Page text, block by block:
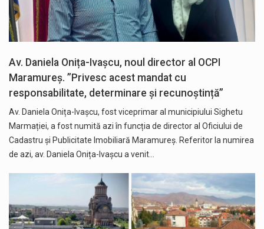
Av. Daniela Onița-Ivașcu, noul director al OCPI
Maramureș. ”Privesc acest mandat cu
responsabilitate, determinare și recunoștință”
Av. Daniela Onița-Ivașcu, fost viceprimar al municipiului Sighetu
Marmației, a fost numită azi în funcția de director al Oficiului de
Cadastru și Publicitate Imobiliară Maramureș. Referitor la numirea
de azi, av. Daniela Onița-Ivașcu a venit…